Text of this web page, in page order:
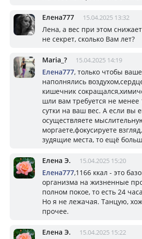
Елена777 15.04.2025 13:32
Лена, а вес при этом
не секрет, сколько Вам лет?
Mariа_? 15.04.2025 14:19
Елена777, только чтобы
наполнялись
кишечник
шли вам требуется не менее
сутки на ваш вес. А если вы
осуществляете
моргаете,фокусируете
зудящие места, то ещё
Елена Э. 15.04.2025 15:20
Елена777,1166 ккал - это
организма на жизненные
полном покое, то есть 24
Но я не лежачая. Танцую,
прочее.
Елена Э. 15.04.2025 15:22